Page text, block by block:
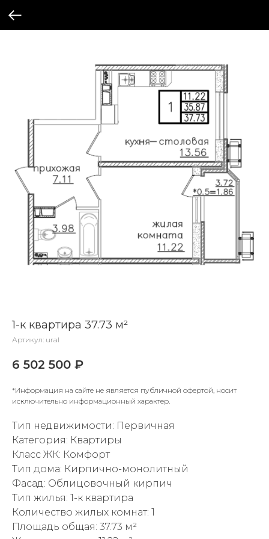
1-к квартира 37.73 м²
Артикул: ural
6 502 500 ₽
*Информация на сайте не является публичной офертой, носит
исключительно информационный характер.
Тип недвижимости: Первичная
Категория: Квартиры
Класс ЖК: Комфорт
Тип дома: Кирпично-монолитный
Фасад: Облицовочный кирпич
Тип жилья: 1-к квартира
Количество жилых комнат: 1
Площадь общая: 37.73 м²